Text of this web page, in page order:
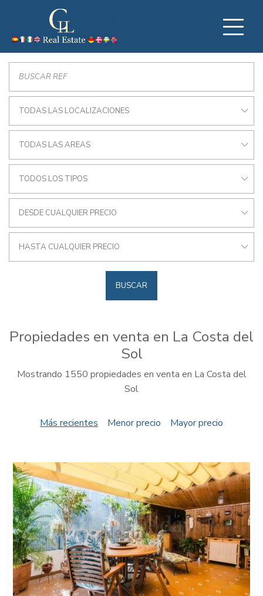
TODAS LAS LOCALIZACIONES
TODAS LAS AREAS
TODOS LOS TIPOS
DESDE CUALQUIER PRECIO
HASTA CUALQUIER PRECIO
BUSCAR
Propiedades en venta en La Costa del
Sol
Mostrando 1550 propiedades en venta en La Costa del
Sol
Más recientes Menor precio Mayor precio